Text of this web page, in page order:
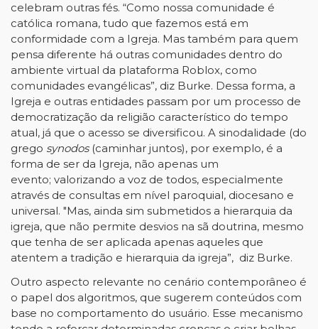
celebram outras fés. “Como nossa comunidade é
católica romana, tudo que fazemos está em
conformidade com a Igreja. Mas também para quem
pensa diferente há outras comunidades dentro do
ambiente virtual da plataforma Roblox, como
comunidades evangélicas”, diz Burke. Dessa forma, a
Igreja e outras entidades passam por um processo de
democratização da religião característico do tempo
atual, já que o acesso se diversificou. A sinodalidade (do
grego synodos(caminhar juntos), por exemplo, é a
forma de ser da Igreja, não apenas um
evento; valorizando a voz de todos, especialmente
através de consultas em nível paroquial, diocesano e
universal. "Mas, ainda sim submetidos a hierarquia da
igreja, que não permite desvios na sã doutrina, mesmo
que tenha de ser aplicada apenas aqueles que
atentem a tradição e hierarquia da igreja”, diz Burke.
Outro aspecto relevante no cenário contemporâneo é
o papel dos algoritmos, que sugerem conteúdos com
base no comportamento do usuário. Esse mecanismo